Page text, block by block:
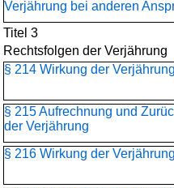
Verjährung bei anderen
Titel 3
Rechtsfolgen der Verjährung
§ 214 Wirkung der Verjährung
§ 215 Aufrechnung und
der Verjährung
§ 216 Wirkung der